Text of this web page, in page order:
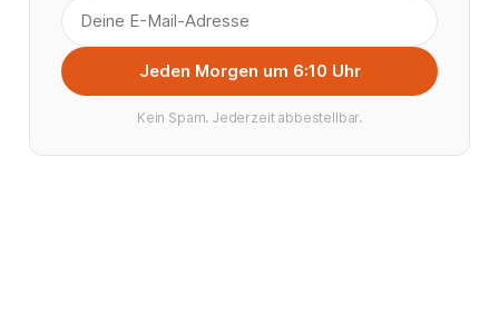
Jeden Morgen um 6:10 Uhr
Kein Spam. Jederzeit abbestellbar.